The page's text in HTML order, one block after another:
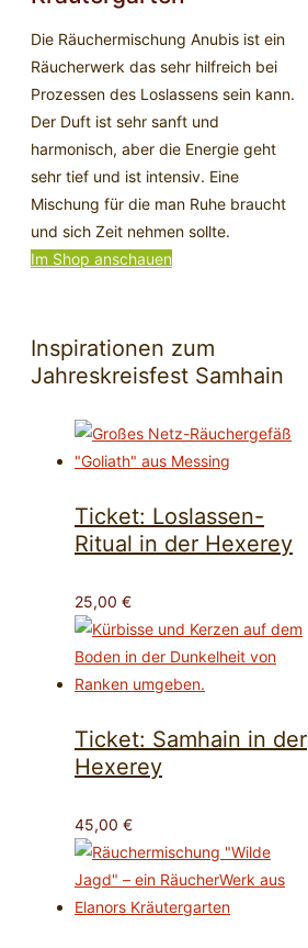
Die Räuchermischung Anubis ist ein
Räucherwerk das sehr hilfreich bei
Prozessen des Loslassens sein kann.
Der Duft ist sehr sanft und
harmonisch, aber die Energie geht
sehr tief und ist intensiv. Eine
Mischung für die man Ruhe braucht
und sich Zeit nehmen sollte.
Im Shop anschauen
Inspirationen zum
Jahreskreisfest Samhain
Ticket: Loslassen-
Ritual in der Hexerey
25,00 €
Ticket: Samhain in der
Hexerey
45,00 €